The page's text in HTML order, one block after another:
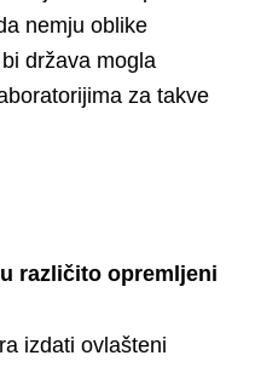
nemju oblike
država mogla
za takve
različito opremljeni
izdati ovlašteni